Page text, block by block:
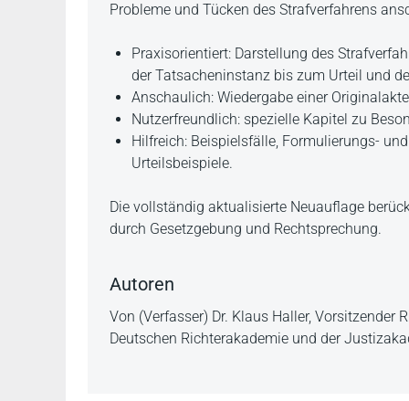
Beschreibung
Probleme und Tücken des Strafverfahrens
Praxisorientiert: Darstellung des
der Tatsacheninstanz bis zum Urteil und
Anschaulich: Wiedergabe einer
Nutzerfreundlich: spezielle Kapitel zu
Hilfreich: Beispielsfälle, Formulierungs-
Urteilsbeispiele.
Die vollständig aktualisierte Neuauflage
durch Gesetzgebung und Rechtsprechung.
Autoren
Von (Verfasser) Dr. Klaus Haller, Vorsitzender
Deutschen Richterakademie und der